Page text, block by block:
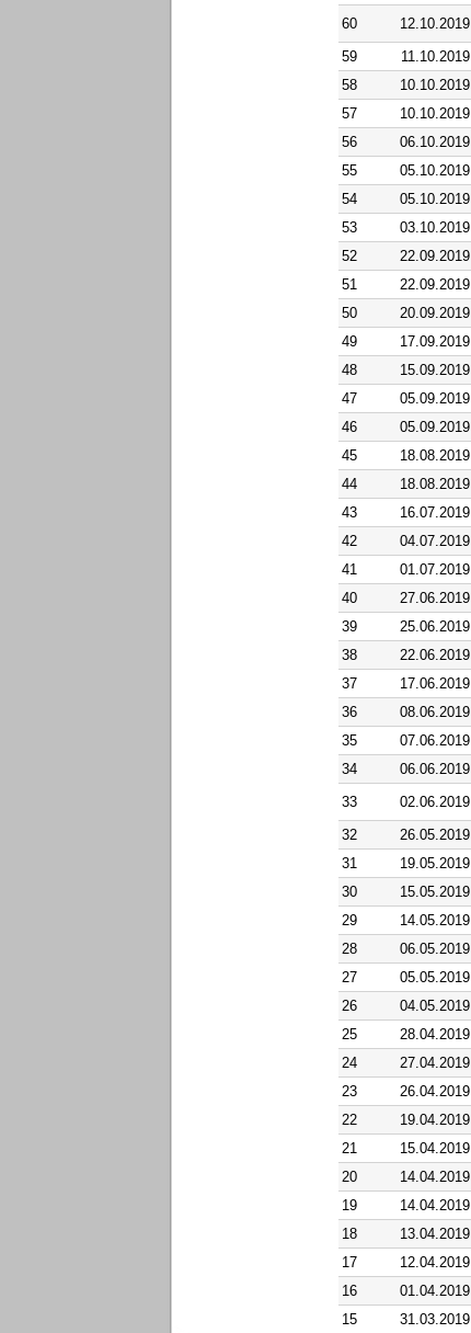
60
12.10.2019
59
11.10.2019
58
10.10.2019
57
10.10.2019
56
06.10.2019
55
05.10.2019
54
05.10.2019
53
03.10.2019
52
22.09.2019
51
22.09.2019
50
20.09.2019
49
17.09.2019
48
15.09.2019
47
05.09.2019
46
05.09.2019
45
18.08.2019
44
18.08.2019
43
16.07.2019
42
04.07.2019
41
01.07.2019
40
27.06.2019
39
25.06.2019
38
22.06.2019
37
17.06.2019
36
08.06.2019
35
07.06.2019
34
06.06.2019
33
02.06.2019
32
26.05.2019
31
19.05.2019
30
15.05.2019
29
14.05.2019
28
06.05.2019
27
05.05.2019
26
04.05.2019
25
28.04.2019
24
27.04.2019
23
26.04.2019
22
19.04.2019
21
15.04.2019
20
14.04.2019
19
14.04.2019
18
13.04.2019
17
12.04.2019
16
01.04.2019
15
31.03.2019